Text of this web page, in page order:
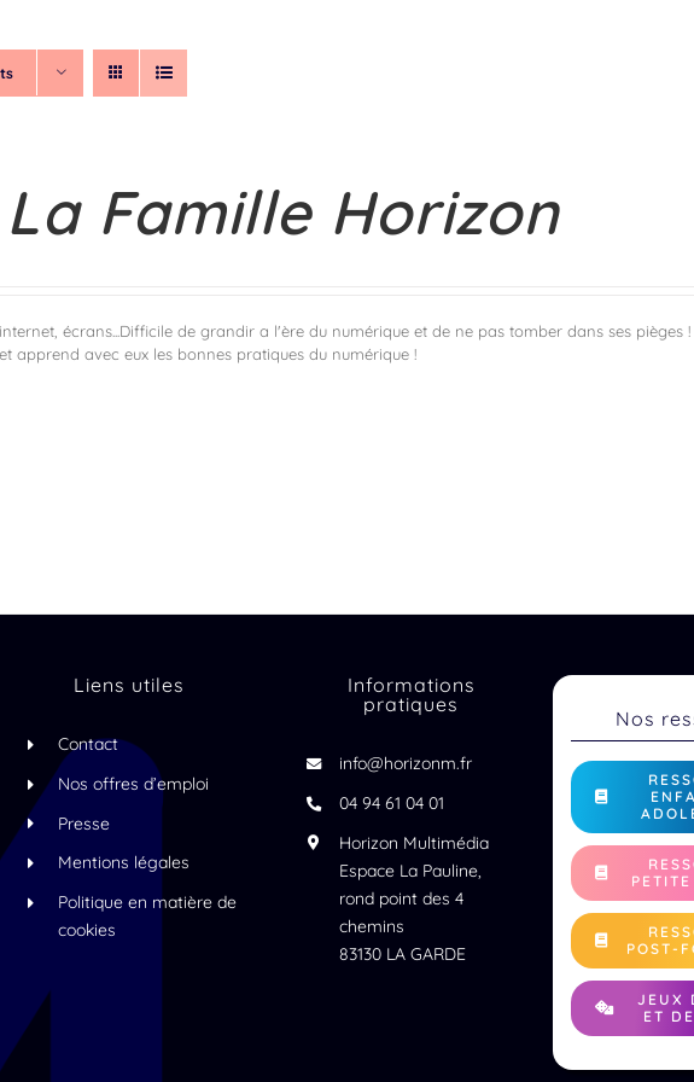
Famille Horizon
écrans...Difficile de grandir a l'ère du numérique et de ne pas tomber dans ses pièges
apprend avec eux les bonnes pratiques du numérique !
Liens utiles
Contact
Nos offres d’emploi
Presse
Mentions légales
Politique en matière de
cookies
Informations
pratiques
info@horizonm.fr
04 94 61 04 01
Horizon Multimédia
Espace La Pauline,
rond point des 4
chemins
83130 LA GARDE
Nos
POST-
JEUX
ET